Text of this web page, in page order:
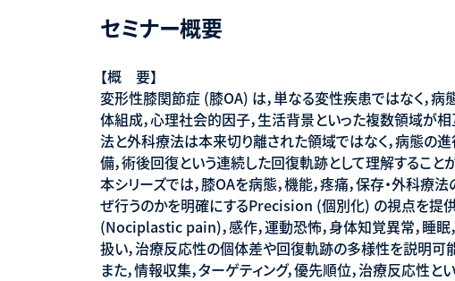
セミナー概要
【概 要】
変形性膝関節症 (膝OA) は，単なる変性疾患ではなく，病
体組成，心理社会的因子，生活背景といった複数領域が
法と外科療法は本来切り離された領域ではなく，病態の
備，術後回復という連続した回復軌跡として理解すること
本シリーズでは，膝OAを病態，機能，疼痛，保存・外科療
ぜ行うのかを明確にするPrecision (個別化) の視点を提供
(Nociplastic pain)，感作，運動恐怖，身体知覚異常，睡
扱い，治療反応性の個体差や回復軌跡の多様性を説明可
また，情報収集，ターゲティング，優先順位，治療反応性